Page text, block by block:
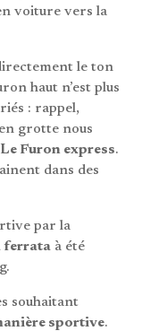
voiture vers la
le ton
haut n’est plus
: rappel,
grotte nous
Le Furon express.
dans des
par la
ferrata à été
souhaitant
sportive.